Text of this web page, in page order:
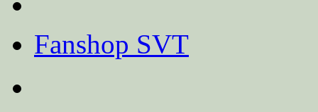
Fanshop SVT